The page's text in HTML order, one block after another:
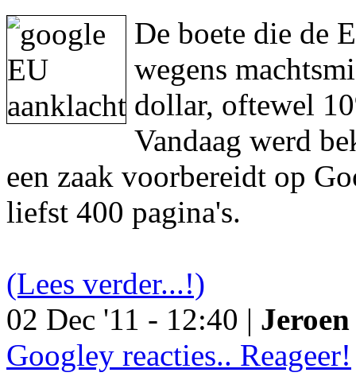
De boete die de
wegens
dollar, oftewel
Vandaag werd
een zaak voorbereidt op
liefst 400 pagina's.
(Lees verder...!)
02 Dec '11 - 12:40 |
Googley reacties.. Reageer!